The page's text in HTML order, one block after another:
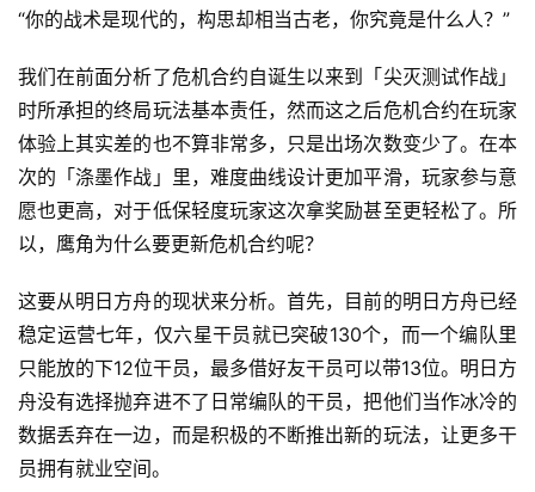
戏
2
0
2
5
第
十
届
金
茶
奖
“你的战术是现代的，构思却相当古老，你究竟是什么人？”
我们在前面分析了危机合约自诞生以来到「尖灭测试作战」
时所承担的终局玩法基本责任，然而这之后危机合约在玩家
体验上其实差的也不算非常多，只是出场次数变少了。在本
次的「涤墨作战」里，难度曲线设计更加平滑，玩家参与意
愿也更高，对于低保轻度玩家这次拿奖励甚至更轻松了。所
以，鹰角为什么要更新危机合约呢？
这要从明日方舟的现状来分析。首先，目前的明日方舟已经
稳定运营七年，仅六星干员就已突破130个，而一个编队里
只能放的下12位干员，最多借好友干员可以带13位。明日方
舟没有选择抛弃进不了日常编队的干员，把他们当作冰冷的
数据丢弃在一边，而是积极的不断推出新的玩法，让更多干
员拥有就业空间。